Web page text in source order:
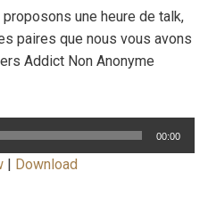
une heure de talk,
paires que nous vous avons
Addict Non Anonyme
00:00
| Download